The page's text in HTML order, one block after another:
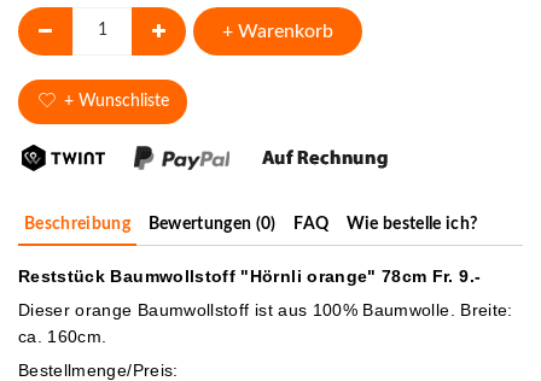
+ Warenkorb
+ Wunschliste
Beschreibung Bewertungen (0) FAQ Wie bestelle ich?
Reststück Baumwollstoff "Hörnli orange" 78cm Fr. 9.-
Dieser orange Baumwollstoff ist aus 100% Baumwolle. Breite:
ca. 160cm.
Bestellmenge/Preis: